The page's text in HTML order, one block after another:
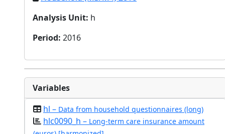
Analysis Unit: h
Period: 2016
Variables
hl – Data from household questionnaires (long)
hlc0090_h – Long-term care insurance amount